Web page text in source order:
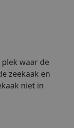
waar de
zeekaak en
niet in